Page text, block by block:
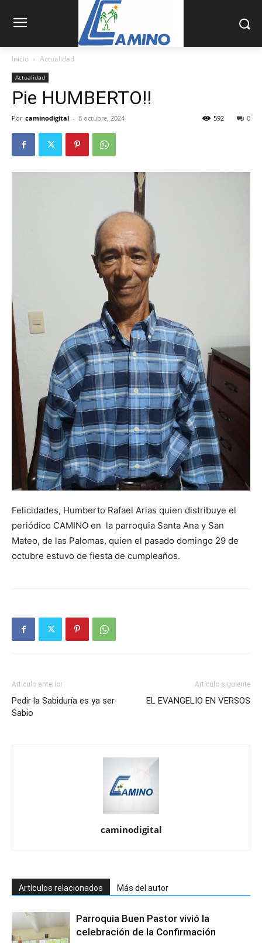
Inicio Actualidad
Actualidad
Pie HUMBERTO!!
Por caminodigital - 8 octubre, 2024 0
592
Felicidades, Humberto Rafael Arias quien distribuye el
periódico CAMINO en la parroquia Santa Ana y San
Mateo, de las Palomas, quien el pasado domingo 29 de
octubre estuvo de fiesta de cumpleaños.
Artículo anterior
Pedir la Sabiduría es ya ser
Sabio
Artículo siguiente
EL EVANGELIO EN VERSOS
caminodigital
Artículos relacionados Más del autor
Parroquia Buen Pastor vivió la
celebración de la Confirmación